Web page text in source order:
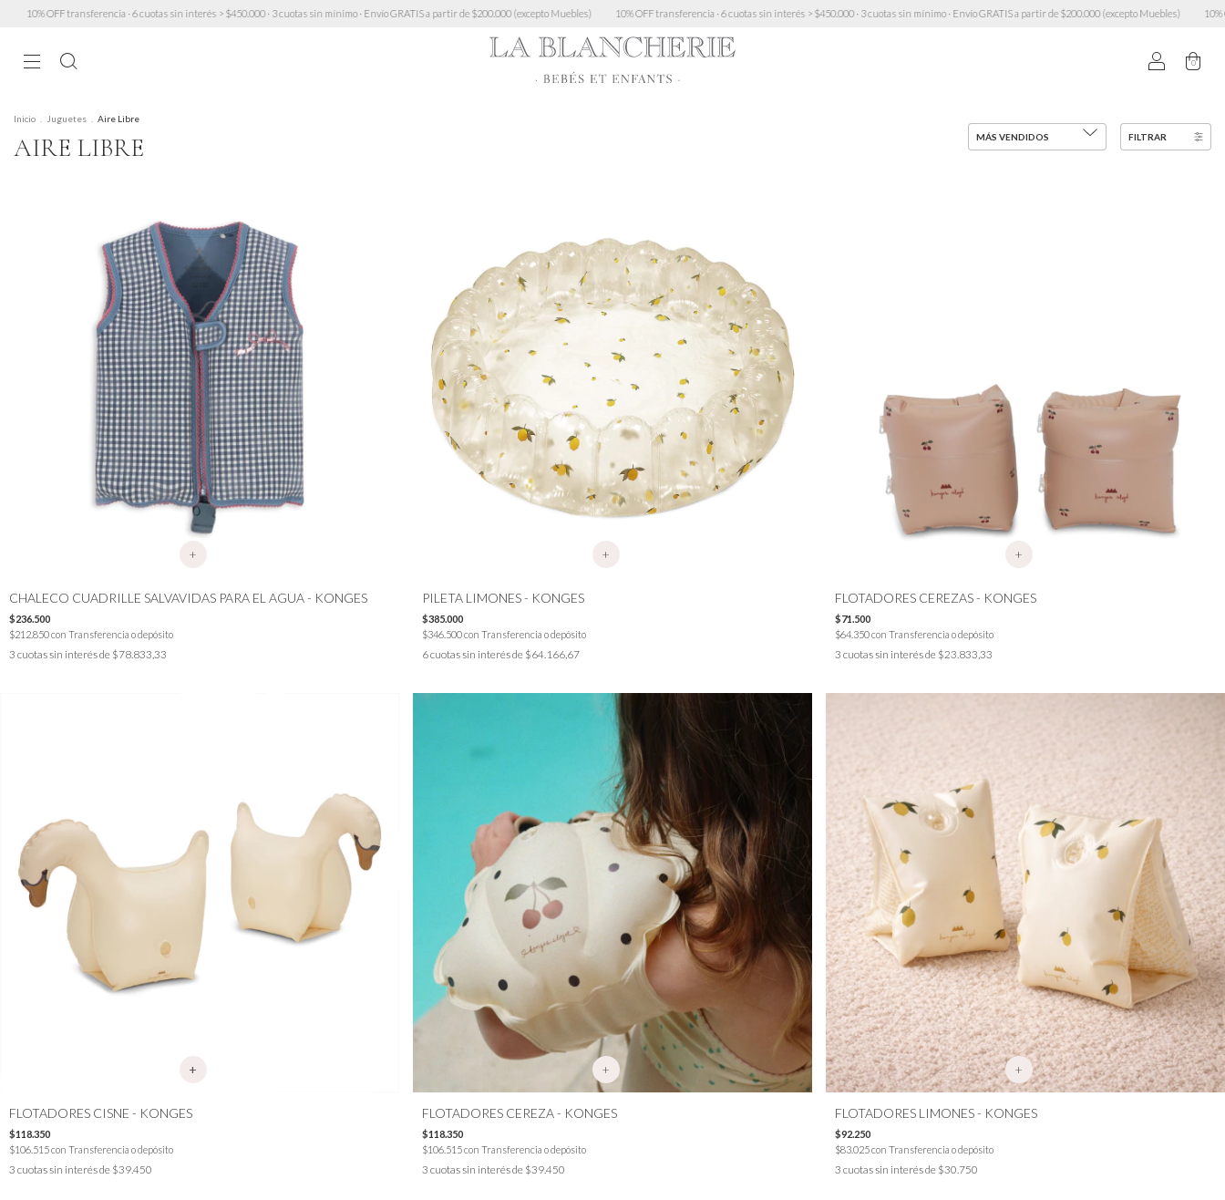
· 6 cuotas sin interés > $450.000 · 3 cuotas sin mínimo · Envío GRATIS a partir de $200.000 (excepto Muebles) 10% OFF transferencia · 6 cuotas sin interés > $450.000 · 3 cuotas sin mínimo · Envío GRATIS a partir de $200.000 (excepto Muebles) 10% OFF transferencia · 6
0
Inicio Juguetes Aire Libre
AIRE LIBRE FILTRAR
+
CHALECO CUADRILLE SALVAVIDAS PARA EL AGUA - KONGES
$236.500
$212.850con Transferencia o depósito
3 cuotas sin interés de $78.833,33
+
PILETA LIMONES - KONGES
$385.000
$346.500con Transferencia o depósito
6cuotas sin interés de $64.166,67
+
FLOTADORES CEREZAS - KONGES
$71.500
$64.350con Transferencia o depósito
3 cuotas sin interés de $23.833,33
FLOTADORES CISNE - KONGES
$118.350
$106.515con Transferencia o depósito
3 cuotas sin interés de $39.450
+
FLOTADORES CEREZA - KONGES
$118.350
$106.515con Transferencia o depósito
3 cuotas sin interés de $39.450
+
FLOTADORES LIMONES - KONGES
$92.250
$83.025con Transferencia o depósito
3 cuotas sin interés de $30.750